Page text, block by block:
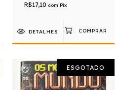
R$17,10 com Pix
DETALHES
ESGOTADO